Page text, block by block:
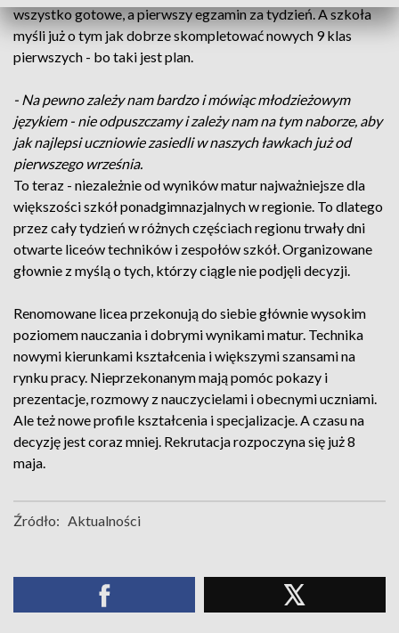
wszystko gotowe, a pierwszy egzamin za tydzień. A szkoła
myśli już o tym jak dobrze skompletować nowych 9 klas
pierwszych - bo taki jest plan.
- Na pewno zależy nam bardzo i mówiąc młodzieżowym
językiem - nie odpuszczamy i zależy nam na tym naborze, aby
jak najlepsi uczniowie zasiedli w naszych ławkach już od
pierwszego września.
To teraz - niezależnie od wyników matur najważniejsze dla
większości szkół ponadgimnazjalnych w regionie. To dlatego
przez cały tydzień w różnych częściach regionu trwały dni
otwarte liceów techników i zespołów szkół. Organizowane
głownie z myślą o tych, którzy ciągle nie podjęli decyzji.
Renomowane licea przekonują do siebie głównie wysokim
poziomem nauczania i dobrymi wynikami matur. Technika
nowymi kierunkami kształcenia i większymi szansami na
rynku pracy. Nieprzekonanym mają pomóc pokazy i
prezentacje, rozmowy z nauczycielami i obecnymi uczniami.
Ale też nowe profile kształcenia i specjalizacje. A czasu na
decyzję jest coraz mniej. Rekrutacja rozpoczyna się już 8
maja.
Źródło: Aktualności